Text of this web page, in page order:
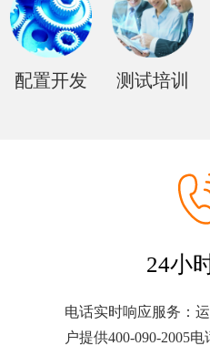
配置开发 测试培训
24小
电话实时响应服务：
户提供400-090-2005